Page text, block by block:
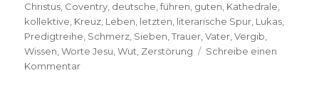
Christus, Coventry, deutsche,führen, guten, Kathedrale,
kollektive, Kreuz, Leben, letzten, literarische Spur, Lukas,
Predigtreihe, Schmerz, Sieben,Trauer,Vater,Vergib,
Wissen,Worte Jesu,Wut, Zerstörung
Schreibe einen
Kommentarzu